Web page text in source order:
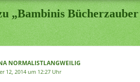
„Bambinis
NORMALISTLANGWEILIG
12, 2014 um 12:27 Uhr